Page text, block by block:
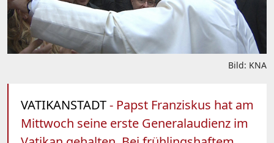
Bild: KNA
VATIKANSTADT- Papst Franziskus hat am
Mittwoch seine erste Generalaudienz im